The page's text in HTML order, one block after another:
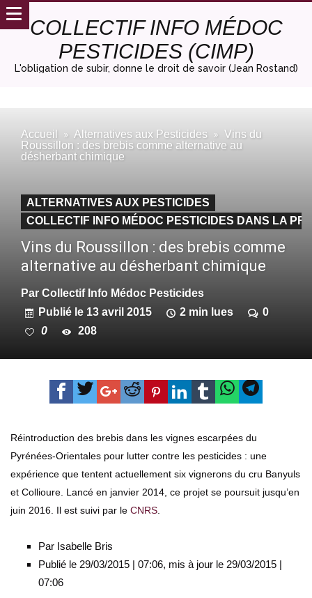
COLLECTIF INFO MÉDOC
PESTICIDES (CIMP)
L'obligation de subir, donne le droit de savoir (Jean Rostand)
Accueil Alternatives aux Pesticides
Vins du
Roussillon : des brebis comme alternative au
désherbant chimique
ALTERNATIVES AUX PESTICIDES
COLLECTIF INFO MÉDOC PESTICIDES DANS LA
Vins du Roussillon : des brebis comme
alternative au désherbant chimique
Par Collectif Info Médoc Pesticides
Publié le 13 avril 2015 2 min lues
0
0
208
Réintroduction des brebis dans les vignes escarpées du
Pyrénées-Orientales pour lutter contre les pesticides : une
expérience que tentent actuellement six vignerons du cru Banyuls
et Collioure. Lancé en janvier 2014, ce projet se poursuit jusqu’en
juin 2016. Il est suivi par le CNRS
Par Isabelle Bris
Publié le 29/03/2015 | 07:06, mis à jour le 29/03/2015 |
07:06